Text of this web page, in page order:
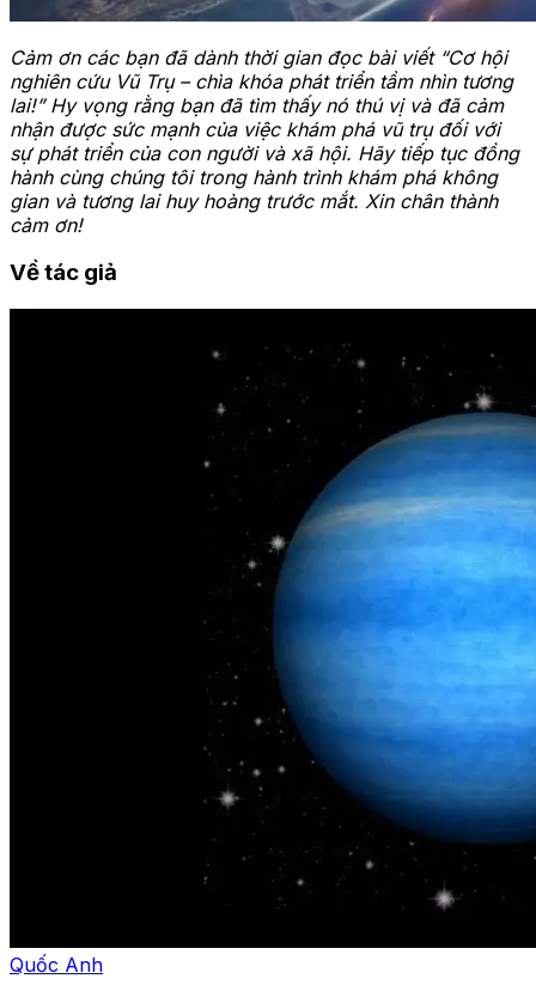
Cảm ơn các bạn đã dành thời gian đọc bài viết “Cơ hội
nghiên cứu Vũ Trụ – chìa khóa phát triển tầm nhìn tương
lai!” Hy vọng rằng bạn đã tìm thấy nó thú vị và đã cảm
nhận được sức mạnh của việc khám phá vũ trụ đối với
sự phát triển của con người và xã hội. Hãy tiếp tục đồng
hành cùng chúng tôi trong hành trình khám phá không
gian và tương lai huy hoàng trước mắt. Xin chân thành
cảm ơn!
Về tác giả
Quốc Anh